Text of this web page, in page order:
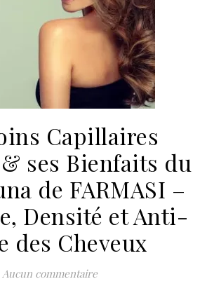
Capillaires
ses Bienfaits du
de FARMASI –
Densité et Anti-
des Cheveux
Aucun commentaire